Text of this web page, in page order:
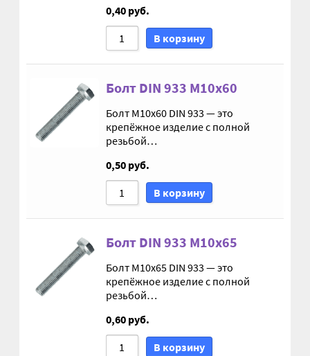
Гайки DIN 985 самоконтрящие низкие
Гайки М24
Кольца стопорные
Пружины тарельчатые
Штифты
Механизмы рулевые АГУ
Насосы гидроусилителя АГУ
0,40 руб.
В корзину
Болт DIN 933 М10х60
Болт М10х60 DIN 933 — это
крепёжное изделие с полной
резьбой…
0,50 руб.
В корзину
Болт DIN 933 М10х65
Болт М10х65 DIN 933 — это
крепёжное изделие с полной
резьбой…
0,60 руб.
В корзину